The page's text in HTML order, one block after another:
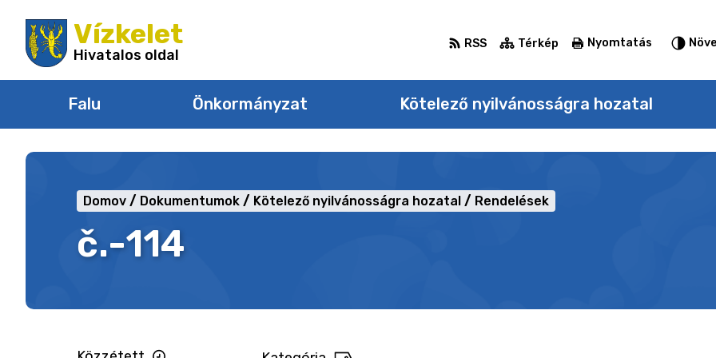
a
tartalomra
Vízkelet
Hivatalos oldal
Falu Önkormányzat Kötelező nyilvánosságra hozatal
RSS Térkép Nyomtatás
č.-114
Domov Dokumentumok Kötelező nyilvánosságra hozatal Rendelések